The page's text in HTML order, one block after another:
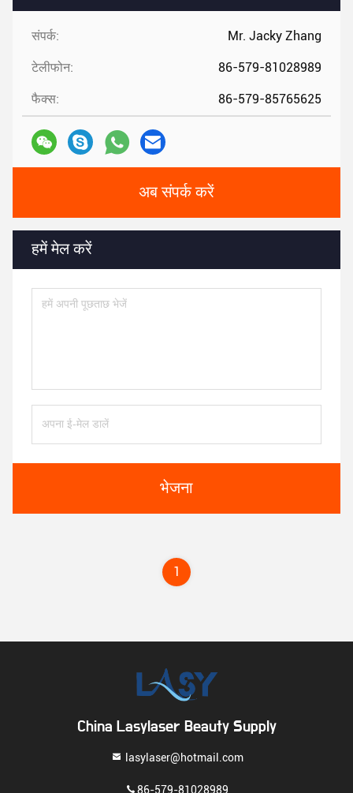
संपर्क: Mr. Jacky Zhang
टेलीफोन: 86-579-81028989
फैक्स: 86-579-85765625
अब संपर्क करें
हमें मेल करें
भेजना
1
China Lasylaser Beauty Supply
lasylaser@hotmail.com
86-579-81028989